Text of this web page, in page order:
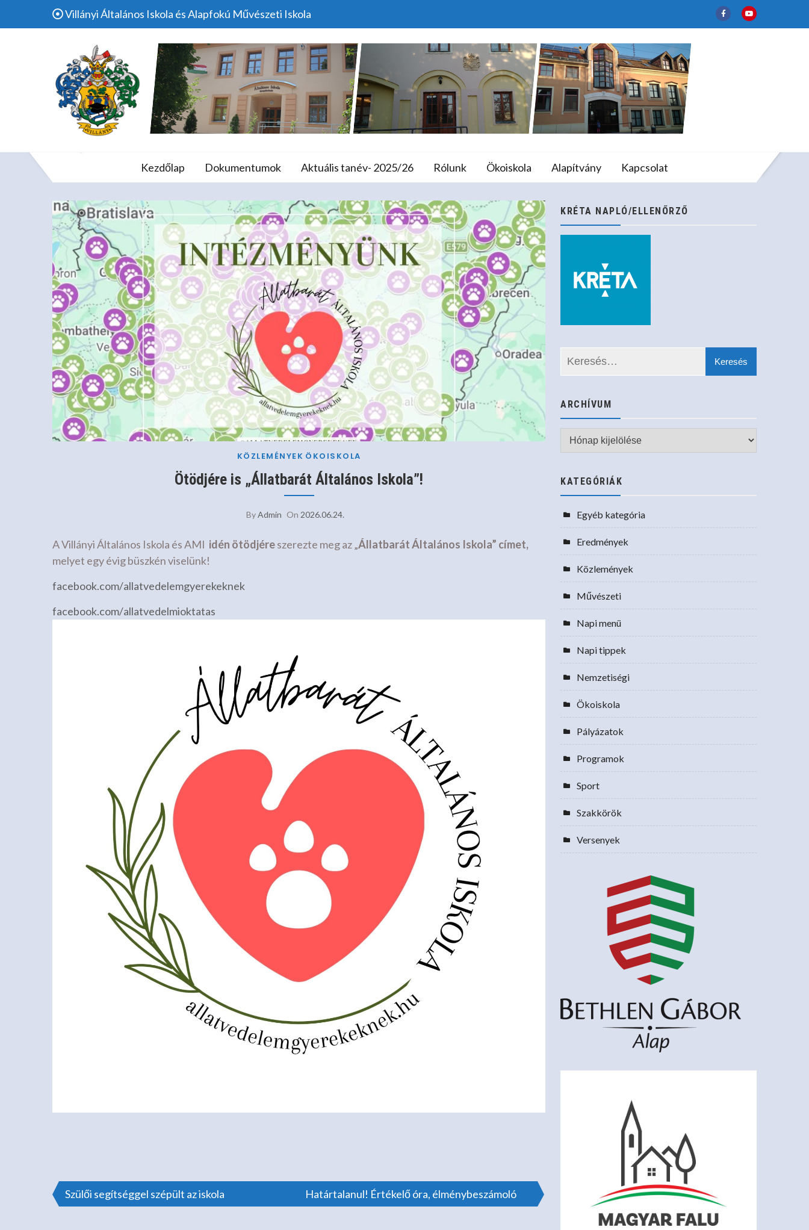
Villányi Általános Iskola és Alapfokú Művészeti Iskola
Villányi Általános Iskola és Alapfokú Művészeti
Iskola
Kezdőlap Dokumentumok Aktuális tanév- 2025/26 Rólunk Ökoiskola Alapítvány Kapcsolat
Ötödjére Is „Állatbarát Általános Iskola”!
Home Közlemények Ötödjére Is „Állatbarát Általános Iskola”!
KÖZLEMÉNYEK ÖKOISKOLA
Ötödjére is „Állatbarát Általános Iskola”!
ByAdmin On 2026.06.24.
A Villányi Általános Iskola és AMI idén ötödjéreszerezte meg az „Állatbarát Általános Iskola” címet,
melyet egy évig büszkén viselünk!
facebook.com/allatvedelemgyerekeknek
facebook.com/allatvedelmioktatas
Bejegyzés
Szülői segítséggel szépült az iskola Határtalanul! Értékelő óra, élménybeszámoló
KRÉTA NAPLÓ/ELLENŐRZŐ
ARCHÍVUM
Archívum
KATEGÓRIÁK
Egyéb kategória
Eredmények
Közlemények
Művészeti
Napi menü
Napi tippek
Nemzetiségi
Ökoiskola
Pályázatok
Programok
Sport
Szakkörök
Versenyek